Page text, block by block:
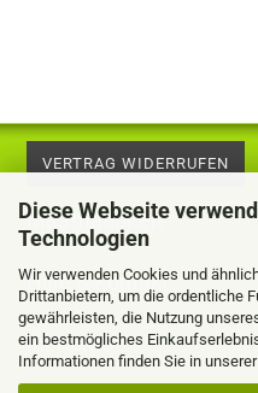
Diese Webseite
Technologien
Wir verwenden Cookies und
Drittanbietern, um die ordentliche
gewährleisten, die Nutzung
ein bestmögliches
Informationen finden Sie in unserer
VERTRAG WIDERRUFEN
Informationen
Hilfe & Kontakt
Ihr Konto